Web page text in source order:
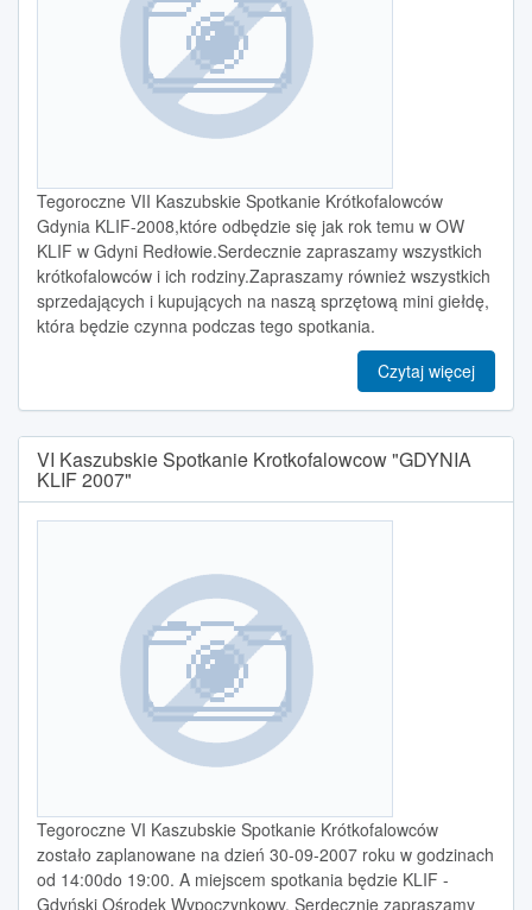
Tegoroczne VII Kaszubskie Spotkanie Krótkofalowców
Gdynia KLIF-2008,które odbędzie się jak rok temu w OW
KLIF w Gdyni Redłowie.Serdecznie zapraszamy wszystkich
krótkofalowców i ich rodziny.Zapraszamy również wszystkich
sprzedających i kupujących na naszą sprzętową mini giełdę,
która będzie czynna podczas tego spotkania.
Czytaj więcej
VI Kaszubskie Spotkanie Krotkofalowcow "GDYNIA
KLIF 2007"
Tegoroczne VI Kaszubskie Spotkanie Krótkofalowców
zostało zaplanowane na dzień 30-09-2007 roku w godzinach
od 14:00do 19:00. A miejscem spotkania będzie KLIF -
Gdyński Ośrodek Wypoczynkowy. Serdecznie zapraszamy